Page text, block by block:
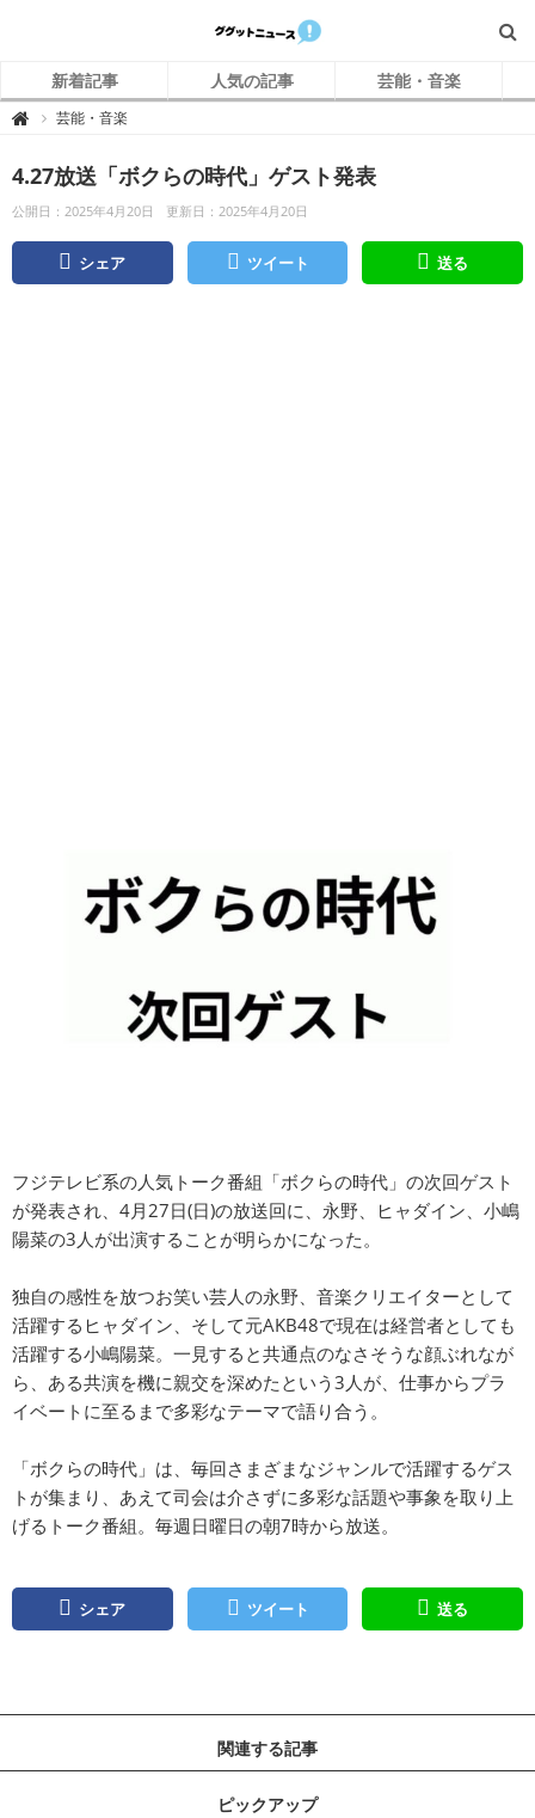
新着記事 人気の記事 芸能・音楽
 グ
ニ
ュ
ー
ス
芸能・音楽
4.27放送「ボクらの時代」ゲスト発表
公開日：2025年4月20日 更新日：2025年4月20日
シェア ツイート 送る
フジテレビ系の人気トーク番組「ボクらの時代」の次回ゲスト
が発表され、4月27日(日)の放送回に、永野、ヒャダイン、小嶋
陽菜の3人が出演することが明らかになった。
独自の感性を放つお笑い芸人の永野、音楽クリエイターとして
活躍するヒャダイン、そして元AKB48で現在は経営者としても
活躍する小嶋陽菜。一見すると共通点のなさそうな顔ぶれなが
ら、ある共演を機に親交を深めたという3人が、仕事からプラ
イベートに至るまで多彩なテーマで語り合う。
「ボクらの時代」は、毎回さまざまなジャンルで活躍するゲス
トが集まり、あえて司会は介さずに多彩な話題や事象を取り上
げるトーク番組。毎週日曜日の朝7時から放送。
シェア ツイート 送る
関連する記事
ピックアップ